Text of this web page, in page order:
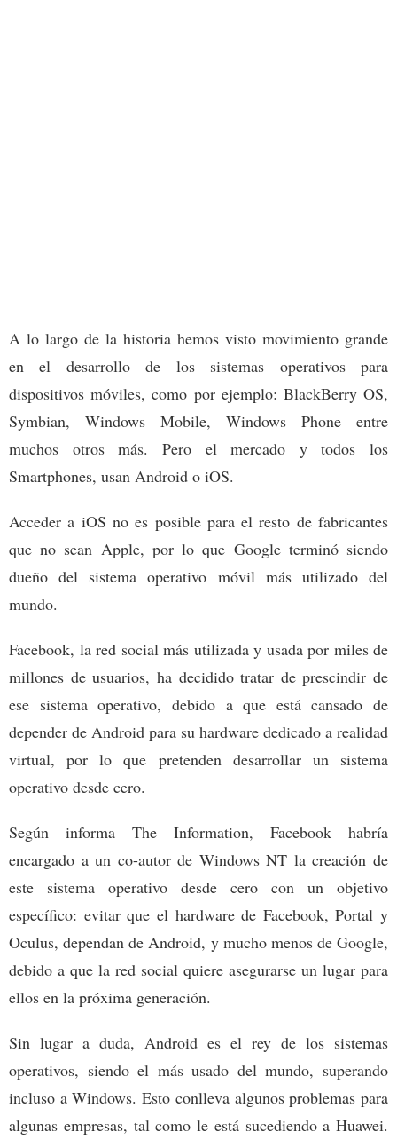
A lo largo de la historia hemos visto movimiento grande
en el desarrollo de los sistemas operativos para
dispositivos móviles, como por ejemplo: BlackBerry OS,
Symbian, Windows Mobile, Windows Phone entre
muchos otros más. Pero el mercado y todos los
Smartphones, usan Android o iOS.
Acceder a iOS no es posible para el resto de fabricantes
que no sean Apple, por lo que Google terminó siendo
dueño del sistema operativo móvil más utilizado del
mundo.
Facebook, la red social más utilizada y usada por miles de
millones de usuarios, ha decidido tratar de prescindir de
ese sistema operativo, debido a que está cansado de
depender de Android para su hardware dedicado a realidad
virtual, por lo que pretenden desarrollar un sistema
operativo desde cero.
Según informa The Information, Facebook habría
encargado a un co-autor de Windows NT la creación de
este sistema operativo desde cero con un objetivo
específico: evitar que el hardware de Facebook, Portal y
Oculus, dependan de Android, y mucho menos de Google,
debido a que la red social quiere asegurarse un lugar para
ellos en la próxima generación.
Sin lugar a duda, Android es el rey de los sistemas
operativos, siendo el más usado del mundo, superando
incluso a Windows. Esto conlleva algunos problemas para
algunas empresas, tal como le está sucediendo a Huawei.